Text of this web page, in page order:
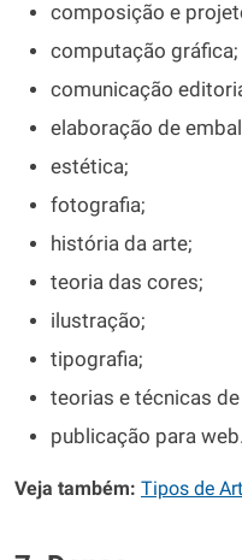
composição e
computação gráfica;
comunicação
elaboração de
estética;
fotografia;
história da arte;
teoria das cores;
ilustração;
tipografia;
teorias e técnicas
publicação para web.
Veja também: Tipos de